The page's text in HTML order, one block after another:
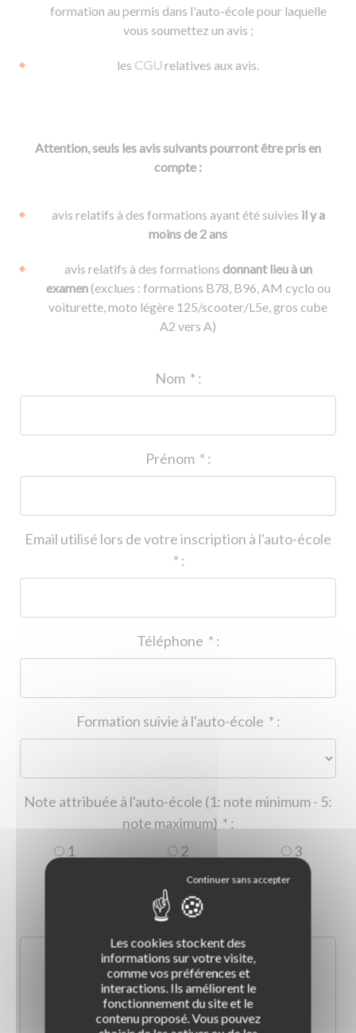
formation au permis dans l'auto-école pour laquelle
vous soumettez un avis ;
les CGUrelatives aux avis.
Attention, seuls les avis suivants pourront être pris en
compte :
avis relatifs à des formations ayant été suivies il y a
moins de 2 ans
avis relatifs à des formations donnant lieu à un
examen(exclues : formations B78, B96, AM cyclo ou
voiturette, moto légère 125/scooter/L5e, gros cube
A2 vers A)
* :
* :
Email utilisé lors de votre inscription à l'auto-école
* :
* :
* :
Note attribuée à l'auto-école (1: note minimum - 5:
* :
1
2
3
5
Les cookies stockent des
informations sur votre visite,
comme vos préférences et
interactions. Ils améliorent le
fonctionnement du site et le
contenu proposé. Vous pouvez